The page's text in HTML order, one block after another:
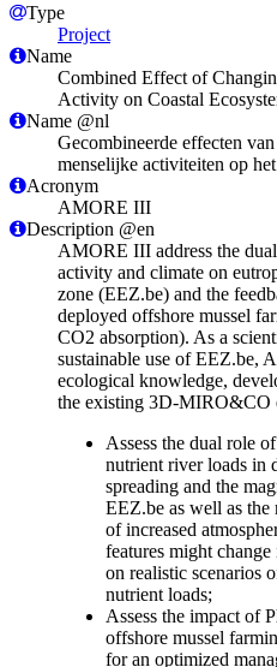
Type
Project
Name
Combined Effect of
Activity on Coastal
Name @nl
Gecombineerde effecten
menselijke activiteiten op
Acronym
AMORE III
Description @en
AMORE III address the
activity and climate on
zone (EEZ.be) and the
deployed offshore mussel
CO2 absorption). As a
sustainable use of EEZ.be,
ecological knowledge,
the existing 3D-MIRO&CO
Assess the dual role
nutrient river loads in
spreading and the
EEZ.be as well as the
of increased
features might
on realistic scenarios
nutrient loads;
Assess the impact of
offshore mussel
for an optimized